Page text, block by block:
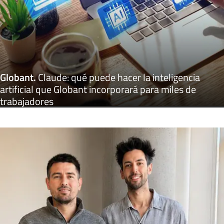
Globant.Claude: qué puede hacer la inteligencia
artificial que Globant incorporará para miles de
trabajadores